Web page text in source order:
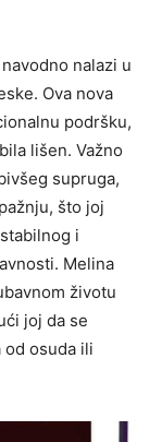
nalazi u
Ova nova
podršku,
lišen. Važno
supruga,
što joj
i
Melina
životu
joj da se
osuda ili